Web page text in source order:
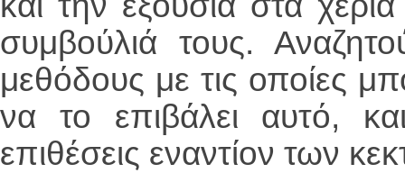
συμβούλιά τους.
μεθόδους με τις οποίες
να το επιβάλει αυτό,
επιθέσεις εναντίον των